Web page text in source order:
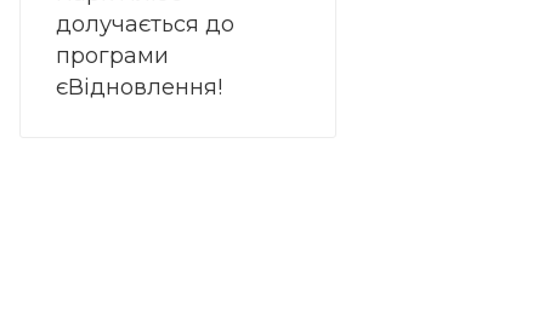
долучається до
програми
єВідновлення!